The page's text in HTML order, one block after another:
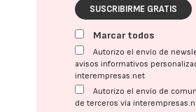
SUSCRIBIRME GRATIS
Marcar todos
Autorizo el envío de
avisos informativos
interempresas.net
Autorizo el envío de
de terceros vía